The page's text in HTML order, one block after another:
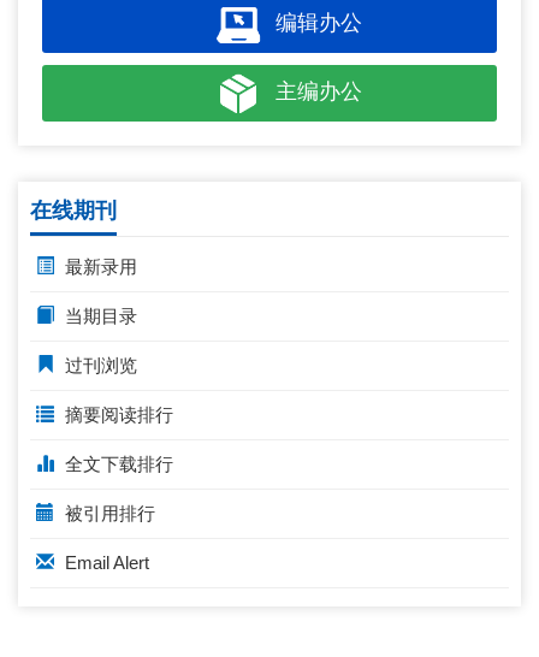
编辑办公
主编办公
在线期刊
最新录用
当期目录
过刊浏览
摘要阅读排行
全文下载排行
被引用排行
Email Alert